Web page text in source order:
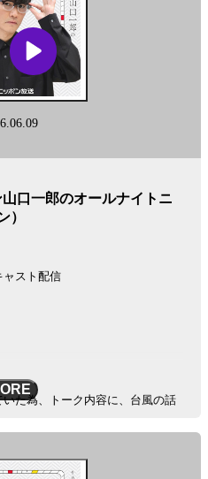
口一郎のオールナイトニ
）
ャスト配信
た為、トーク内容に、台風の話